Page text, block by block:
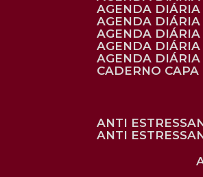
AGENDA
AGENDA
AGENDA
AGENDA
AGENDA
CADERNO
ANTI
ANTI